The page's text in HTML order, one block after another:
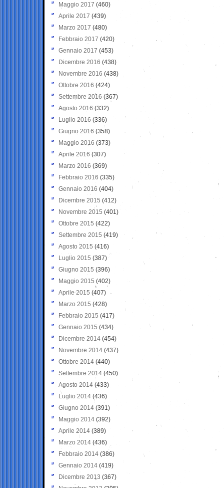
Maggio 2017 (460)
Aprile 2017 (439)
Marzo 2017 (480)
Febbraio 2017 (420)
Gennaio 2017 (453)
Dicembre 2016 (438)
Novembre 2016 (438)
Ottobre 2016 (424)
Settembre 2016 (367)
Agosto 2016 (332)
Luglio 2016 (336)
Giugno 2016 (358)
Maggio 2016 (373)
Aprile 2016 (307)
Marzo 2016 (369)
Febbraio 2016 (335)
Gennaio 2016 (404)
Dicembre 2015 (412)
Novembre 2015 (401)
Ottobre 2015 (422)
Settembre 2015 (419)
Agosto 2015 (416)
Luglio 2015 (387)
Giugno 2015 (396)
Maggio 2015 (402)
Aprile 2015 (407)
Marzo 2015 (428)
Febbraio 2015 (417)
Gennaio 2015 (434)
Dicembre 2014 (454)
Novembre 2014 (437)
Ottobre 2014 (440)
Settembre 2014 (450)
Agosto 2014 (433)
Luglio 2014 (436)
Giugno 2014 (391)
Maggio 2014 (392)
Aprile 2014 (389)
Marzo 2014 (436)
Febbraio 2014 (386)
Gennaio 2014 (419)
Dicembre 2013 (367)